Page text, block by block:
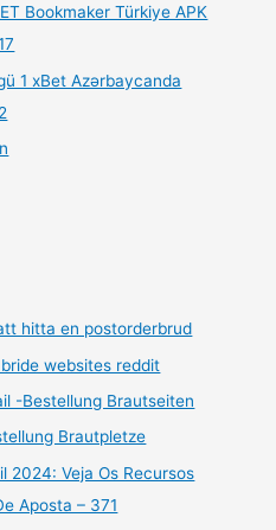
Bookmaker Türkiye APK
1 xBet Azərbaycanda
hitta en postorderbrud
websites reddit
-Bestellung Brautseiten
Brautpletze
2024: Veja Os Recursos
Aposta – 371